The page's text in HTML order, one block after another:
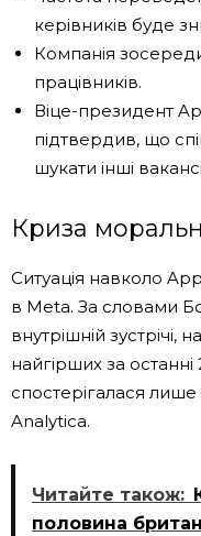
керівників буде
Компанія
працівників.
Віце-президент
підтвердив, що
шукати інші
Криза
Ситуація навколо
в Meta. За словами
внутрішній зустрічі,
найгірших за
спостерігалася
Analytica.
Читайте також:
половина